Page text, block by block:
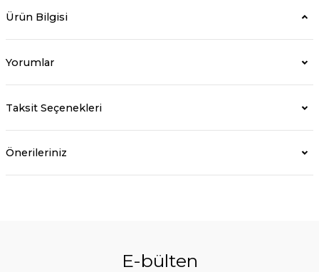
Ürün Bilgisi
Yorumlar
Taksit Seçenekleri
Önerileriniz
E-bülten